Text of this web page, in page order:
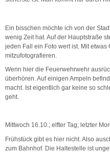
Ein bisschen möchte ich von der
wenig Zeit hat. Auf der Hauptstraße
jeden Fall ein Foto wert ist. Mit etwas
mitzufotografieren.
Wenn hier die Feuerwehrwehr
überhören. Auf einigen Ampeln
macht. Ist eigentlich gar keine so
geht.
Mittwoch 16.10.; elfter Tag; letzter
Frühstück gibt es hier nicht. Also
zum Bahnhof. Die Haltestelle ist